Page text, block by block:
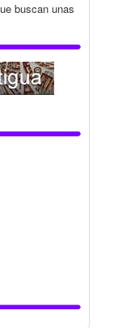
buscan unas